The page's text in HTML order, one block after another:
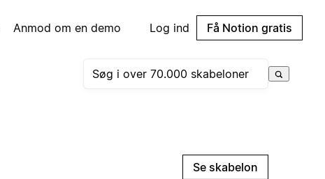
Anmod om en demo Log ind Få Notion gratis
Se skabelon